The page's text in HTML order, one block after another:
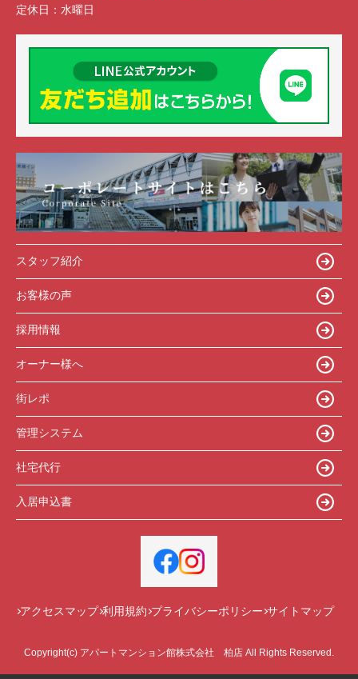
定休日： 水曜日
スタッフ紹介
お客様の声
採用情報
オーナー様へ
街レポ
管理システム
社宅代行
入居申込書
アクセスマップ 利用規約 プライバシーポリシー サイトマップ
Copyright(c) アパートマンション館株式会社 柏店 All Rights Reserved.